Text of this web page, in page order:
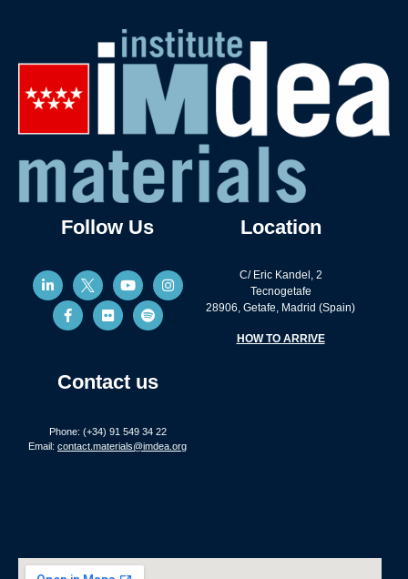
Follow Us
Contact us
Phone: (+34) 91 549 34 22
Email: contact.materials@imdea.org
Location
C/ Eric Kandel, 2
Tecnogetafe
28906, Getafe, Madrid (Spain)
HOW TO ARRIVE